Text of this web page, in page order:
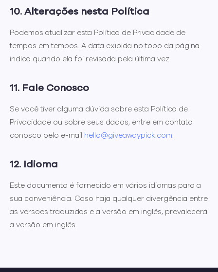
10. Alterações nesta Política
Podemos atualizar esta Política de Privacidade de
tempos em tempos. A data exibida no topo da página
indica quando ela foi revisada pela última vez.
11. Fale Conosco
Se você tiver alguma dúvida sobre esta Política de
Privacidade ou sobre seus dados, entre em contato
conosco pelo e-mail hello@giveawaypick.com.
12. Idioma
Este documento é fornecido em vários idiomas para a
sua conveniência. Caso haja qualquer divergência entre
as versões traduzidas e a versão em inglês, prevalecerá
a versão em inglês.